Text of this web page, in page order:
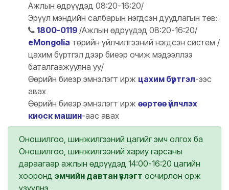
Ажлын өдрүүдэд 08:20-16:20/
Эрүүл мэндийн салбарын нэгдсэн дуудлагын төв:
1800-0119 /Ажлын өдрүүдэд 08:20-16:20/
eMongolia төрийн үйлчилгээний нэгдсэн систем /
цахим бүртгэл дээр биеэр очиж мэдээллээ
баталгаажуулна уу/
Өөрийн биеэр эмнэлэгт ирж цахим бүртгэл-ээс
авах
Өөрийн биеэр эмнэлэгт ирж өөртөө үйлчлэх
киоск машин-аас авах
Оношилгоо, шинжилгээний цагийг эмч олгох ба
Оношилгоо, шинжилгээний хариу гарсаны
дараагаар ажлын өдрүүдэд 14:00-16:20 цагийн
хооронд эмчийн давтан үзлэгт оочирлон орж
үзүүлнэ.